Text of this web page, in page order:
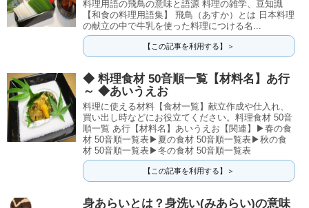
料理用語の飛鳥の意味と語源 料理の雑学、豆知識
【和食の料理用語集】 飛鳥（あすか）とは 日本料理
の献立の中で牛乳を使った料理につける名...
【この記事を利用する】＞
◆ 料理食材 50音順一覧【材料名】あ行
～ ◆あいうえお
料理に使える材料【食材一覧】献立作成や仕入れ、
買い出し時などにお役立てください。料理食材 50音
順一覧 あ行【材料名】あいうえお【関連】▶春の食
材 50音順一覧表▶夏の食材 50音順一覧表▶秋の食
材 50音順一覧表▶冬の食材 50音順一覧表
【この記事を利用する】＞
身あらいとは？身洗い(みあらい)の意味